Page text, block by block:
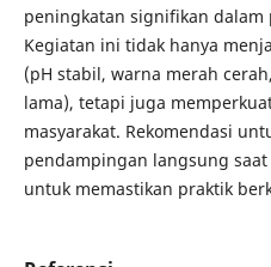
peningkatan signifikan dalam
Kegiatan ini tidak hanya
(pH stabil, warna merah
lama), tetapi juga
masyarakat. Rekomendasi
pendampingan langsung
untuk memastikan praktik